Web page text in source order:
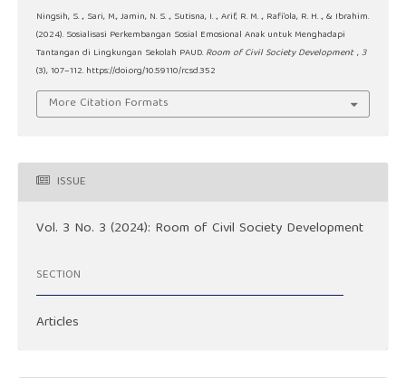
Ningsih, S. ., Sari, M., Jamin, N. S. ., Sutisna, I. ., Arif, R. M. ., Rafi’ola, R. H. ., & Ibrahim.
(2024). Sosialisasi Perkembangan Sosial Emosional Anak untuk Menghadapi
Tantangan di Lingkungan Sekolah PAUD. Room of Civil Society Development ,3
(3), 107–112. https://doi.org/10.59110/rcsd.352
More Citation Formats
ISSUE
Vol. 3 No. 3 (2024): Room of Civil Society Development
SECTION
Articles